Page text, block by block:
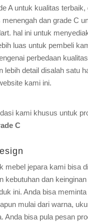
A untuk kualitas terbaik,
menengah dan grade C
hal ini untuk
luas untuk pembeli
perbedaan
lebih detail disalah satu
kami ini.
kami khusus untuk
C
mebel jepara kami bisa
kebutuhan dan keinginan
ini. Anda bisa meminta
mulai dari warna,
Anda bisa pula pesan